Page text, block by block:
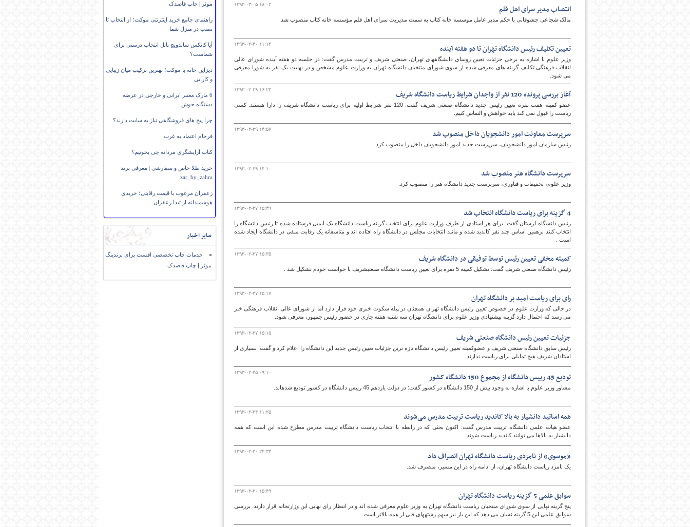
امروز
موثر | چاپ قاصدک
راهنمای جامع خرید اینترنتی موکت؛ از انتخاب تا
نصب در منزل شما
آیا کانکس ساندویچ پانل انتخاب درستی برای
شماست؟
دیزاین خانه با موکت؛ بهترین ترکیب میان زیبایی
و کارایی
6 مارک معتبر ایرانی و خارجی در عرضه
دستگاه جوش
چرا پیج های فروشگاهی نیاز به سایت دارند؟
فرجام اعتماد به غرب
کتاب آرایشگری مردانه چی بخونیم؟
خرید طلا خاص و سفارشی | معرفی برند
zar_by_zahra
زعفران مرغوب با قیمت رقابتی؛ خریدی
هوشمندانه از تیدا زعفران
سایر اخبار
خدمات چاپ تخصصی افست برای برندینگ
موثر | چاپ قاصدک
۱۳۹۳-۰۳-۰۵ ۱۸:۰۲ انتصاب مدیر سرای اهل قلم
مالک شجاعی جشوقانی با حکم مدیر عامل موسسه خانه کتاب به سمت مدیریت سرای اهل قلم مؤسسه خانه کتاب منصوب شد.
۱۳۹۳-۰۲-۳۰ ۱۱:۱۲ تعیین تکلیف رئیس دانشگاه تهران تا دو هفته آینده
وزیر علوم با اشاره به برخی جزئیات تعیین روسای دانشگاههای تهران، صنعتی شریف و تربیت مدرس گفت: در جلسه دو هفته آینده شورای عالی
انقلاب فرهنگی تکلیف گزینه های معرفی شده از سوی شورای منتخبان دانشگاه تهران به وزارت علوم مشخص و در نهایت یک نفر به شورا معرفی
می شود.
۱۳۹۳-۰۲-۲۹ ۱۶:۲۳ آغاز بررسی پرونده 120 نفر از واجدان شرایط ریاست دانشگاه شریف
عضو کمیته هفت نفره تعیین رئیس جدید دانشگاه صنعتی شریف گفت: 120 نفر شرایط اولیه برای ریاست دانشگاه شریف را دارا هستند. کسی
ریاست را قبول نمی کند باید خواهش و التماس کنیم.
۱۳۹۳-۰۲-۲۹ ۱۴:۵۷ سرپرست معاونت امور دانشجویان داخل منصوب شد
رئیس سازمان امور دانشجویان، سرپرست جدید امور دانشجویان داخل را منصوب کرد.
۱۳۹۳-۰۲-۲۹ ۱۴:۱۰ سرپرست دانشگاه هنر منصوب شد
وزیر علوم، تحقیقات و فناوری، سرپرست جدید دانشگاه هنر را منصوب کرد.
۱۳۹۳-۰۲-۲۷ ۱۵:۳۹ 4 گزینه برای ریاست دانشگاه انتخاب شد
رئیس دانشگاه لرستان گفت: برای هر استادی از طرف وزارت علوم برای انتخاب گزینه ریاست دانشگاه یک ایمیل فرستاده شده تا رئیس دانشگاه را
انتخاب کنند برهمین اساس چند نفر کاندید شده و مانند انتخابات مجلس در دانشگاه راه افتاده اند و متاسفانه یک رقابت منفی در دانشگاه ایجاد شده
است .
۱۳۹۳-۰۲-۲۷ ۱۵:۳۵ کمیته مخفی تعیین رئیس توسط توفیقی در دانشگاه شریف
رئیس دانشگاه صنعتی شریف گفت: تشکیل کمیته 5 نفره برای تعیین ریاست دانشگاه صنعتی‎شریف با خواست خودم تشکیل شد .
۱۳۹۳-۰۲-۲۷ ۱۵:۱۷ رای برای ریاست امید بر دانشگاه تهران
در حالی که وزارت علوم در خصوص تعیین رئیس دانشگاه تهران همچنان در پیله سکوت خبری خود قرار دارد اما از شورای عالی انقلاب فرهنگی خبر
می رسد که احتمال دارد گزینه پیشنهادی وزیر علوم برای دانشگاه تهران سه شنبه هفته جاری در حضور رئیس جمهور، معرفی شود.
۱۳۹۳-۰۲-۲۷ ۱۵:۱۵ جزئیات تعیین رئیس دانشگاه صنعتی شریف
رئیس سابق دانشگاه صنعتی شریف و عضوکمیته تعیین رئیس دانشگاه تازه ترین جزئیات تعیین رئیس جدید این دانشگاه را اعلام کرد و گفت: بسیاری از
استادان شریف هیچ تمایلی برای ریاست ندارند.
۱۳۹۳-۰۲-۲۵ ۰۹:۱۰ تودیع 45 رییس دانشگاه از مجموع 150 دانشگاه‌ کشور
مشاور وزیر علوم با اشاره به وجود بیش از 150 دانشگاه در کشور گفت: در دولت یازدهم 45 رییس دانشگاه در کشور تودیع شد‎ه‎اند.
۱۳۹۳-۰۲-۲۴ ۱۱:۲۵ همه اساتید دانشیار به بالا کاندید ریاست تربیت مدرس می‌شوند
عضو هیات علمی دانشگاه تربیت مدرس گفت: اکنون بحثی که در رابطه با انتخاب ریاست دانشگاه تربیت مدرس مطرح شده این است که همه
دانشیار به بالاها می توانند کاندید ریاست شوند.
۱۳۹۳-۰۲-۲۰ ۲۲:۳۳ «موسوی» از نامزدی ریاست دانشگاه تهران انصراف داد
یک نامزد ریاست دانشگاه تهران، از ادامه راه در این مسیر، منصرف شد.
۱۳۹۳-۰۲-۲۰ ۱۵:۴۹ سوابق علمی 5 گزینه ریاست دانشگاه تهران
پنج گزینه نهایی از سوی شورای منتخبان ریاست دانشگاه تهران به وزیر علوم معرفی شده اند و در انتظار رای نهایی این وزارتخانه قرار دارند. بررسی
سوابق علمی این 5 گزینه نشان می دهد که این بار نیز سهم رشته‎های فنی از همه بالاتر است.